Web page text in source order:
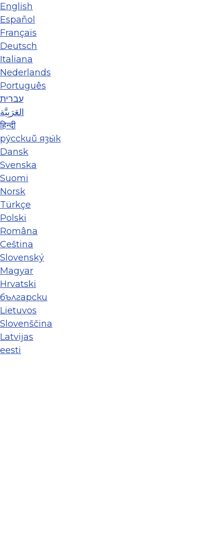
English
Español
Français
Deutsch
Italiana
Nederlands
Português
עברית
العَرَبِيَّة
हिन्दी
ру́сский язы́к
Dansk
Svenska
Suomi
Norsk
Türkçe
Polski
Româna
Ceština
Slovenský
Magyar
Hrvatski
български
Lietuvos
Slovenščina
Latvijas
eesti